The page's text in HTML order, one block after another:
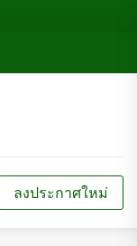
ลงประกาศใหม่